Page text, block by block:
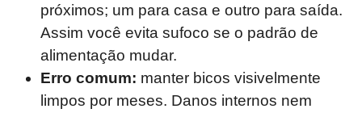
próximos; um para casa e outro para saída.
Assim você evita sufoco se o padrão de
alimentação mudar.
Erro comum: manter bicos visivelmente
limpos por meses. Danos internos nem